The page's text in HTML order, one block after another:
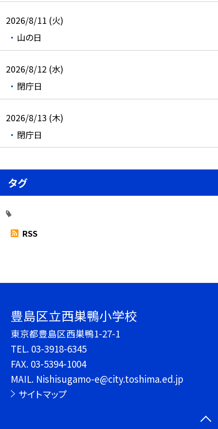
2026/8/11 (火)
山の日
2026/8/12 (水)
閉庁日
2026/8/13 (木)
閉庁日
タグ
RSS
豊島区立西巣鴨小学校
東京都豊島区西巣鴨1-27-1
TEL. 03-3918-6345
FAX. 03-5394-1004
MAIL. Nishisugamo-e@city.toshima.ed.jp
サイトマップ